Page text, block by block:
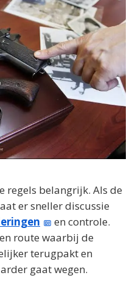
regels belangrijk. Als de
er sneller discussie
en controle.
route waarbij de
terugpakt en
gaat wegen.